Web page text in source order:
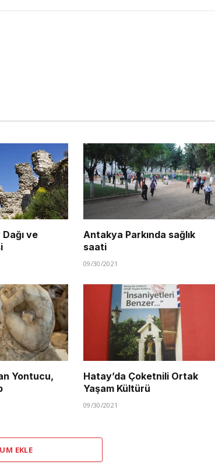
ve
Antakya Parkında sağlık
saati
09/30/2021
Yontucu,
Hatay’da Çoketnili Ortak
Yaşam Kültürü
09/30/2021
EKLE